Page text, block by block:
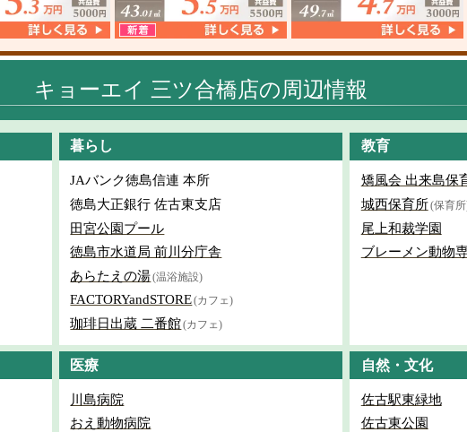
キョーエイ 三ツ合橋店の周辺情報
暮らし
JAバンク徳島信連 本所
徳島大正銀行 佐古東支店
田宮公園プール
徳島市水道局 前川分庁舎
あらたえの湯(温浴施設)
FACTORYandSTORE(カフェ)
珈琲日出蔵 二番館(カフェ)
教育
矯風会 出来島保
城西保育所(保育
尾上和裁学園
ブレーメン動物
医療
川島病院
おえ動物病院
自然・文化
佐古駅東緑地
佐古東公園